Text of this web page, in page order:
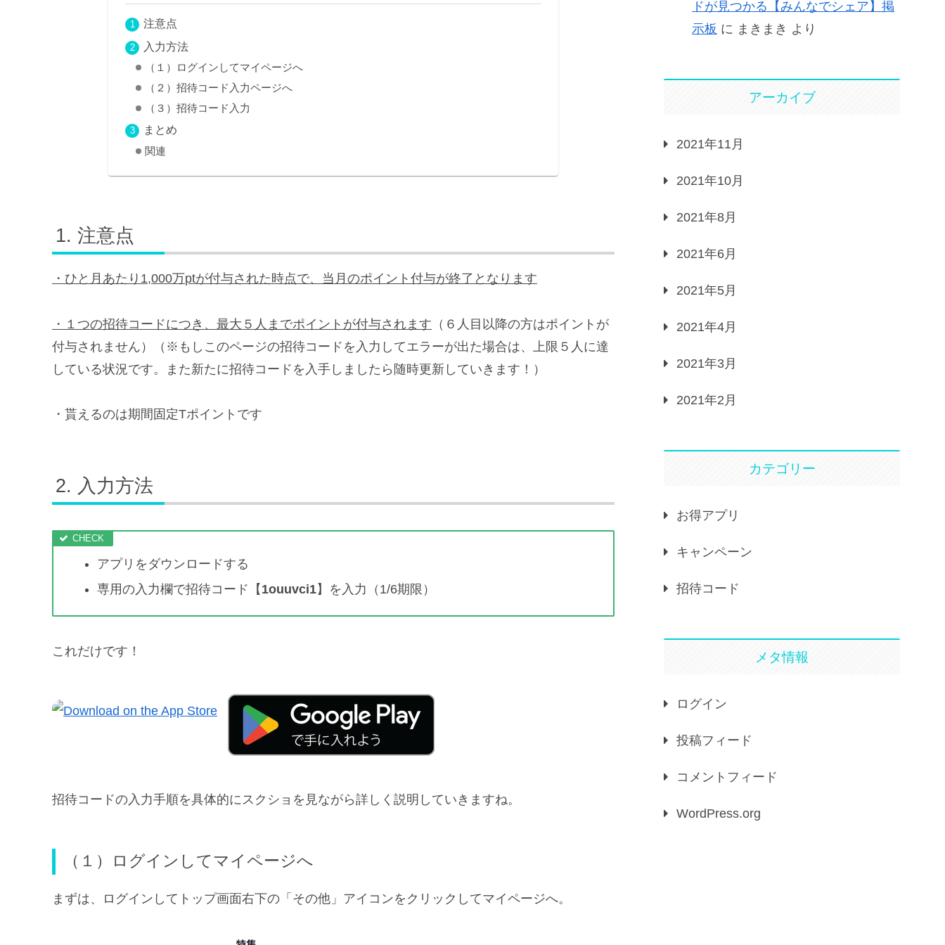
注意点
入力方法
（１）ログインしてマイページへ
（２）招待コード入力ページへ
（３）招待コード入力
まとめ
関連
注意点
・ひと月あたり 1,000万ptが付与された時点で、当月のポイント付与が終了となります
・１つの招待コードにつき、最大５人までポイントが付与されます （６人目以降の方はポイントが
付与されません）（※もしこのページの招待コードを入力してエラーが出た場合は、上限５人に達
している状況です。また新たに招待コードを入手しましたら随時更新していきます！）
・貰えるのは期間固定Tポイントです
入力方法
アプリをダウンロードする
専用の入力欄で招待コード【 1ouuvci1】を入力（1/6期限）
これだけです！
招待コードの入力手順を具体的にスクショを見ながら詳しく説明していきますね。
（１）ログインしてマイページへ
まずは、ログインしてトップ画面右下の「その他」アイコンをクリックしてマイページへ。
ドが見つかる【みんなでシェア】掲
示板 に まきまき より
アーカイブ
2021年11月
2021年10月
2021年8月
2021年6月
2021年5月
2021年4月
2021年3月
2021年2月
カテゴリー
お得アプリ
キャンペーン
招待コード
メタ情報
ログイン
投稿フィード
コメントフィード
WordPress.org